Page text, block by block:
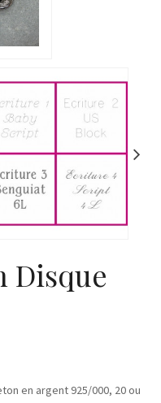
Disque
en argent 925/000, 20 ou